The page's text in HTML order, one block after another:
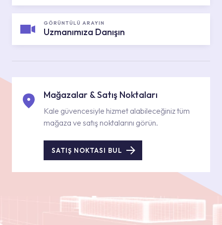
GÖRÜNTÜLÜ ARAYIN
Uzmanımıza Danışın
Mağazalar & Satış Noktaları
Kale güvencesiyle hizmet alabileceğiniz tüm
mağaza ve satış noktalarını görün.
SATIŞ NOKTASI BUL